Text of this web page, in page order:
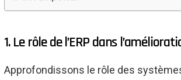
1. Le rôle de l’ERP dans
Approfondissons le rôle des